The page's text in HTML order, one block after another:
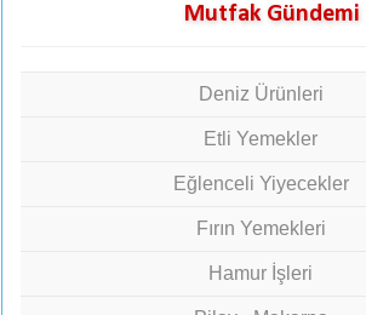
Mutfak Gündemi
Deniz Ürünleri
Etli Yemekler
Eğlenceli Yiyecekler
Fırın Yemekleri
Hamur İşleri